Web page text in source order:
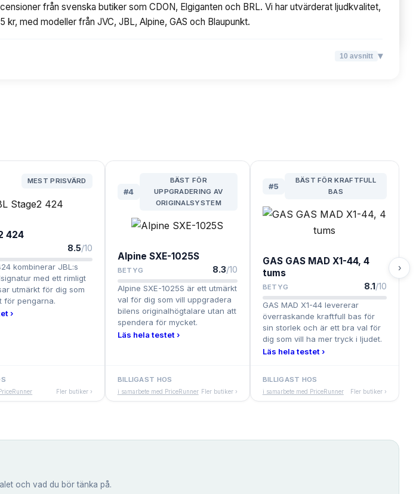
från svenska butiker som CDON, Elgiganten och BRL. Vi har utvärderat ljudkvalitet,
med modeller från JVC, JBL, Alpine, GAS och Blaupunkt.
10 avsnitt ▾
MEST PRISVÄRD
424
8.5/10
kombinerar JBL:s
med ett rimligt
utmärkt för dig som
för pengarna.
›
Fler butiker ›
#4
BÄST FÖR
UPPGRADERING AV
ORIGINALSYSTEM
Alpine SXE-1025S
BETYG 8.3/10
Alpine SXE-1025S är ett utmärkt
val för dig som vill uppgradera
bilens originalhögtalare utan att
spendera för mycket.
Läs hela testet ›
BILLIGAST HOS
i samarbete med PriceRunner Fler butiker ›
#5
BÄST FÖR KRAFTFULL
BAS
GAS GAS MAD X1-44, 4
tums
BETYG 8.1/10
GAS MAD X1-44 levererar
överraskande kraftfull bas för
sin storlek och är ett bra val för
dig som vill ha mer tryck i ljudet.
Läs hela testet ›
BILLIGAST HOS
i samarbete med PriceRunner Fler butiker ›
›
och vad du bör tänka på.